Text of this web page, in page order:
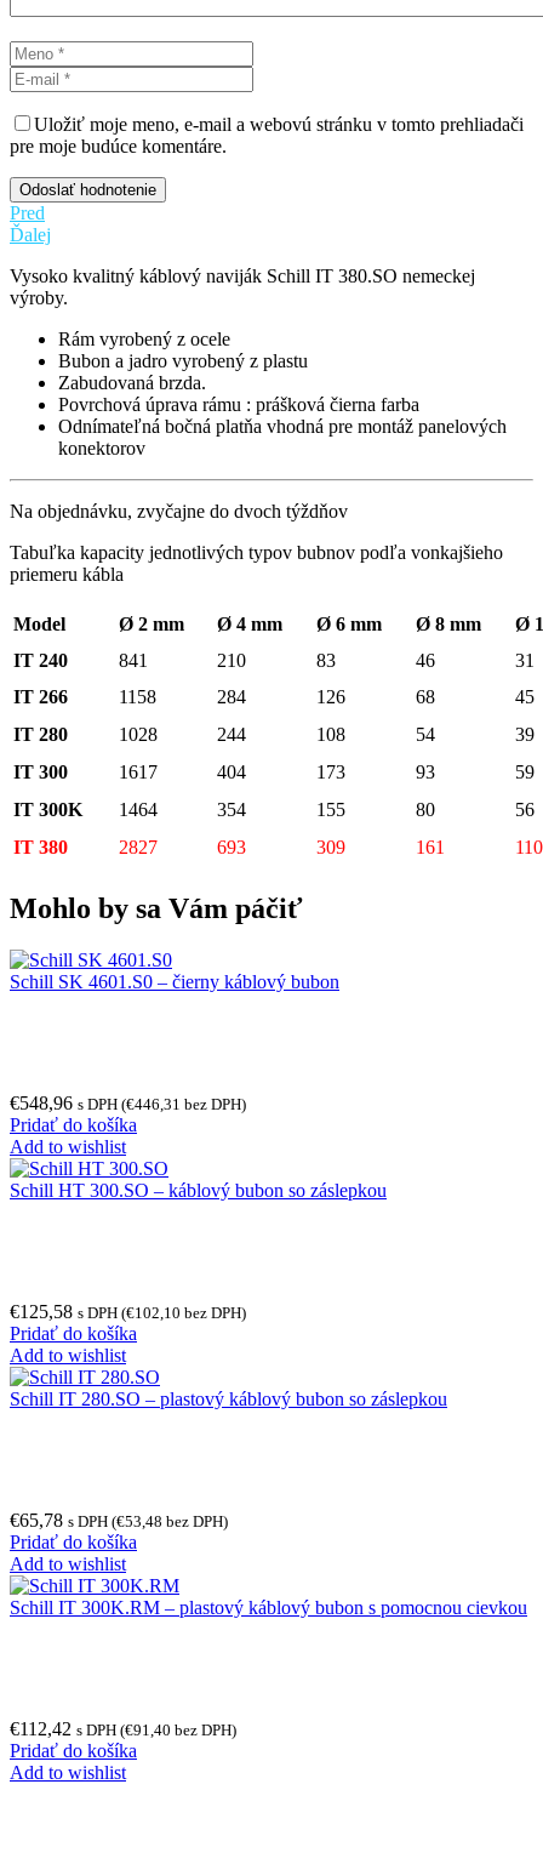
Uložiť moje meno, e-mail a webovú stránku v tomto prehliadači
pre moje budúce komentáre.
Odoslať hodnotenie
Pred
Ďalej
Vysoko kvalitný káblový naviják Schill IT 380.SO nemeckej
výroby.
Rám vyrobený z ocele
Bubon a jadro vyrobený z plastu
Zabudovaná brzda.
Povrchová úprava rámu : prášková čierna farba
Odnímateľná bočná platňa vhodná pre montáž panelových
konektorov
Na objednávku, zvyčajne do dvoch týždňov
Tabuľka kapacity jednotlivých typov bubnov podľa vonkajšieho
priemeru kábla
Model Ø 2 mm Ø 4 mm Ø 6 mm Ø 8 mm
Ø
IT 240
841 210 83 46
31
IT 266
1158 284 126 68
45
IT 280
1028 244 108 54
39
IT 300
1617 404 173 93
59
IT 300K
1464 354 155 80
56
IT 380
2827 693 309 161 110
Mohlo by sa Vám páčiť
Schill SK 4601.S0 – čierny káblový bubon
€548,96 s DPH (€446,31 bez DPH)
Pridať do košíka
Add to wishlist
Schill HT 300.SO – káblový bubon so záslepkou
€125,58 s DPH (€102,10 bez DPH)
Pridať do košíka
Add to wishlist
Schill IT 280.SO – plastový káblový bubon so záslepkou
€65,78 s DPH (€53,48 bez DPH)
Pridať do košíka
Add to wishlist
Schill IT 300K.RM – plastový káblový bubon s pomocnou cievkou
€112,42 s DPH (€91,40 bez DPH)
Pridať do košíka
Add to wishlist